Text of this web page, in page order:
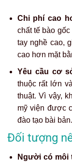
Chi phí cao
chất tế bào
tay nghề cao,
cao hơn mặt
Yêu cầu cơ
thuộc rất lớn
thuật. Vì vậy,
mỹ viện được
đào tạo bài bản.
Đối tượng
Người có môi